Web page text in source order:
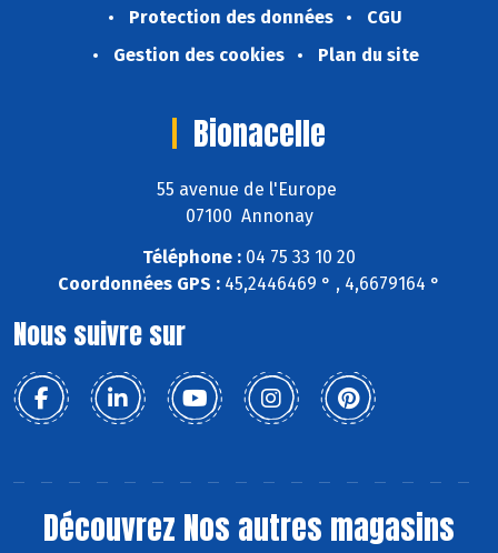
Protection des données
CGU
Gestion des cookies
Plan du site
Bionacelle
55 avenue de l'Europe
07100 Annonay
Téléphone : 04 75 33 10 20
Coordonnées GPS : 45,2446469 ° , 4,6679164 °
Nous suivre sur
Découvrez Nos autres magasins